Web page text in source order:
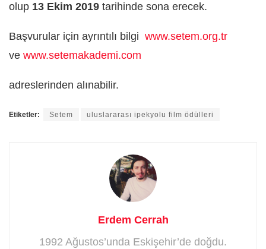
olup 13 Ekim 2019 tarihinde sona erecek.
Başvurular için ayrıntılı bilgi www.setem.org.tr
ve www.setemakademi.com
adreslerinden alınabilir.
Etiketler: Setem uluslararası ipekyolu film ödülleri
Erdem Cerrah
1992 Ağustos’unda Eskişehir’de doğdu.